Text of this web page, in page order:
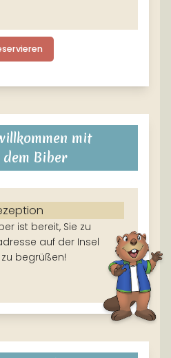
mit
Biber
ist bereit, Sie zu
auf der Insel
begrüßen!